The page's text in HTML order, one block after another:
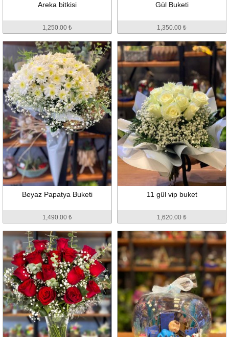
Areka bitkisi
1,250.00 ₺
Gül Buketi
1,350.00 ₺
Beyaz Papatya Buketi
1,490.00 ₺
11 gül vip buket
1,620.00 ₺